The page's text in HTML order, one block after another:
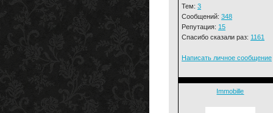
Тем: 3
Сообщений: 348
Репутация: 15
Спасибо сказали раз: 1161
Написать личное сообщение
Immobille